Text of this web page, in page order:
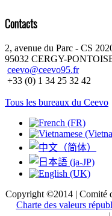
Contacts
2, avenue du Parc - CS
95032 CERGY-
ceevo@ceevo95.fr
+33 (0) 1 34 25 32 42
Tous les bureaux du Ceevo
Copyright ©2014 | Comité
Charte des valeurs